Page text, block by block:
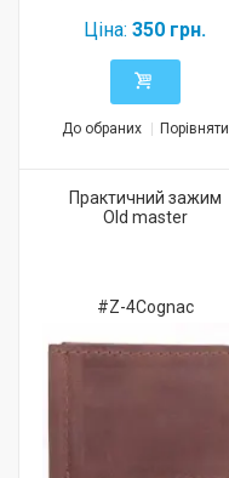
Ціна: 350 грн.
До обраних Порівняти
Практичний зажим
Old master
#Z-4Cognac